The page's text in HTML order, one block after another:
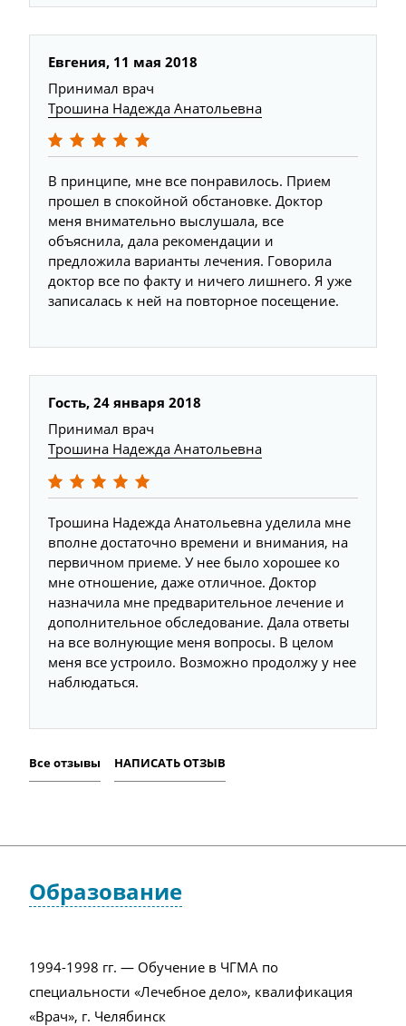
Евгения, 11 мая 2018
Принимал врач
Трошина Надежда Анатольевна
В принципе, мне все понравилось. Прием
прошел в спокойной обстановке. Доктор
меня внимательно выслушала, все
объяснила, дала рекомендации и
предложила варианты лечения. Говорила
доктор все по факту и ничего лишнего. Я уже
записалась к ней на повторное посещение.
Гость, 24 января 2018
Принимал врач
Трошина Надежда Анатольевна
Трошина Надежда Анатольевна уделила мне
вполне достаточно времени и внимания, на
первичном приеме. У нее было хорошее ко
мне отношение, даже отличное. Доктор
назначила мне предварительное лечение и
дополнительное обследование. Дала ответы
на все волнующие меня вопросы. В целом
меня все устроило. Возможно продолжу у нее
наблюдаться.
Все отзывы НАПИСАТЬ ОТЗЫВ
Образование
1994-1998 гг. — Обучение в ЧГМА по
специальности «Лечебное дело», квалификация
«Врач», г. Челябинск